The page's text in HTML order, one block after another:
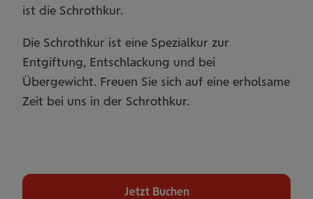
ist die Schrothkur.
Die Schrothkur ist eine Spezialkur zur
Entgiftung, Entschlackung und bei
Übergewicht. Freuen Sie sich auf eine erholsame
Zeit bei uns in der Schrothkur.
Jetzt Buchen